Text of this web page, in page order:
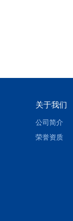
关于我们
公司简介
荣誉资质